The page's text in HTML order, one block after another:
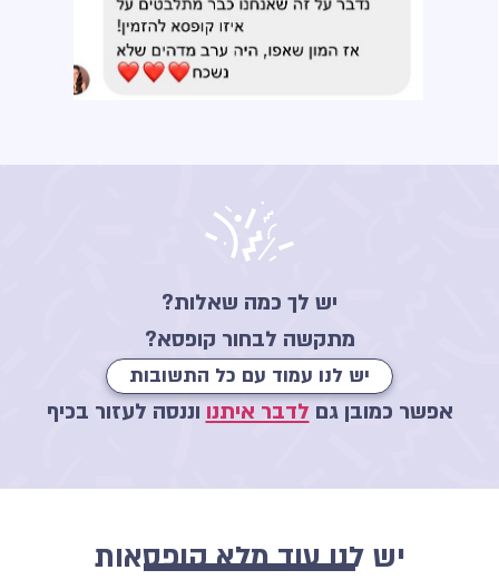
יש לך כמה שאלות?
מתקשה לבחור קופסא?
יש לנו עמוד עם כל התשובות
אפשר כמובן גם לדבר איתנו וננסה לעזור בכיף
יש לנו עוד מלא קופסאות